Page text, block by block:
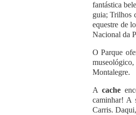
fantástica
guia; Trilhos
equestre de
Nacional da
O Parque
Montalegre.
Acache
caminhar! A
Carris.